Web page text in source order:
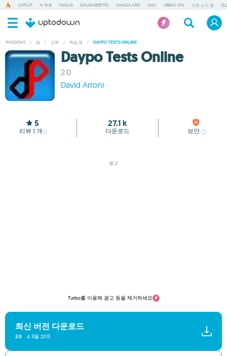
CAPCUT AI 챗봇 MANUS MALWAREBYTES MANGA APPS ANKI URBAN VPN 오픈 소스 앱
WINDOWS / 앱 / 교육 / 학습 앱 / DAYPO TESTS ONLINE
Daypo Tests Online
2.0
David Arroni
5
리뷰 1 개
27.1 k
다운로드 보안
광고
Turbo를 이용해 광고 등을 제거하세요
최신 버전 다운로드
2.0 4 3월 2013